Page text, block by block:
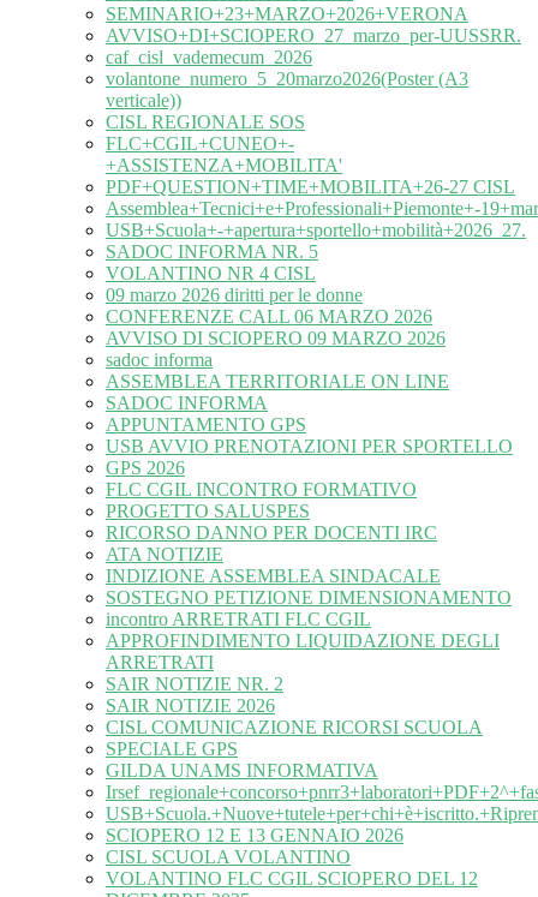
SEMINARIO+23+MARZO+2026+VERONA
AVVISO+DI+SCIOPERO_27_marzo_per-UUSSRR.
caf_cisl_vademecum_2026
volantone_numero_5_20marzo2026(Poster (A3
verticale))
CISL REGIONALE SOS
FLC+CGIL+CUNEO+-
+ASSISTENZA+MOBILITA'
PDF+QUESTION+TIME+MOBILITA+26-27 CISL
Assemblea+Tecnici+e+Professionali+Piemonte+-
USB+Scuola+-+apertura+sportello+mobilità+2026_27.
SADOC INFORMA NR. 5
VOLANTINO NR 4 CISL
09 marzo 2026 diritti per le donne
CONFERENZE CALL 06 MARZO 2026
AVVISO DI SCIOPERO 09 MARZO 2026
sadoc informa
ASSEMBLEA TERRITORIALE ON LINE
SADOC INFORMA
APPUNTAMENTO GPS
USB AVVIO PRENOTAZIONI PER SPORTELLO
GPS 2026
FLC CGIL INCONTRO FORMATIVO
PROGETTO SALUSPES
RICORSO DANNO PER DOCENTI IRC
ATA NOTIZIE
INDIZIONE ASSEMBLEA SINDACALE
SOSTEGNO PETIZIONE DIMENSIONAMENTO
incontro ARRETRATI FLC CGIL
APPROFINDIMENTO LIQUIDAZIONE DEGLI
ARRETRATI
SAIR NOTIZIE NR. 2
SAIR NOTIZIE 2026
CISL COMUNICAZIONE RICORSI SCUOLA
SPECIALE GPS
GILDA UNAMS INFORMATIVA
SCIOPERO 12 E 13 GENNAIO 2026
CISL SCUOLA VOLANTINO
VOLANTINO FLC CGIL SCIOPERO DEL 12